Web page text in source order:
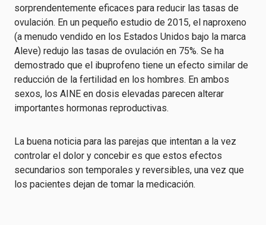
sorprendentemente eficaces para reducir las tasas de
ovulación. En un pequeño estudio de 2015, el naproxeno
(a menudo vendido en los Estados Unidos bajo la marca
Aleve) redujo las tasas de ovulación en 75%. Se ha
demostrado que el ibuprofeno tiene un efecto similar de
reducción de la fertilidad en los hombres. En ambos
sexos, los AINE en dosis elevadas parecen alterar
importantes hormonas reproductivas.
La buena noticia para las parejas que intentan a la vez
controlar el dolor y concebir es que estos efectos
secundarios son temporales y reversibles, una vez que
los pacientes dejan de tomar la medicación.